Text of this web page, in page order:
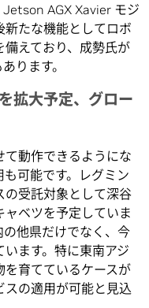
AGX Xavier モジ
新たな機能としてロボ
えており、成勢氏が
ります。
拡大予定、グロー
動作できるようにな
可能です。レグミン
の受託対象として深谷
ベツを予定していま
他県だけでなく、今
ます。特に東南アジ
を育てているケースが
の適用が可能と見込